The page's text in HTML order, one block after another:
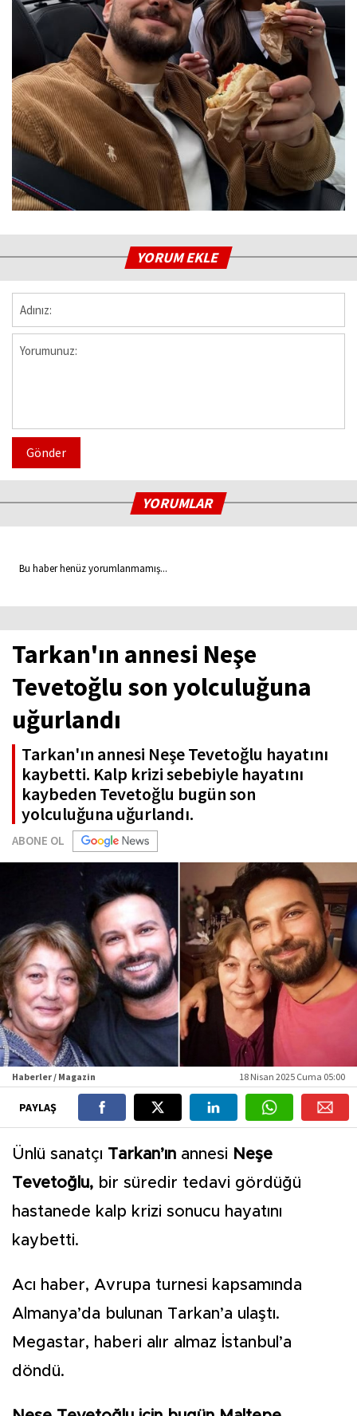
YORUM EKLE
Gönder
YORUMLAR
Bu haber henüz yorumlanmamış...
Tarkan'ın annesi Neşe
Tevetoğlu son yolculuğuna
uğurlandı
Tarkan'ın annesi Neşe Tevetoğlu hayatını
kaybetti. Kalp krizi sebebiyle hayatını
kaybeden Tevetoğlu bugün son
yolculuğuna uğurlandı.
ABONE OL
Haberler / Magazin 18 Nisan 2025 Cuma 05:00
PAYLAŞ
Ünlü sanatçı Tarkan’ın annesi Neşe
Tevetoğlu, bir süredir tedavi gördüğü
hastanede kalp krizi sonucu hayatını
kaybetti.
Acı haber, Avrupa turnesi kapsamında
Almanya’da bulunan Tarkan’a ulaştı.
Megastar, haberi alır almaz İstanbul’a
döndü.